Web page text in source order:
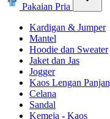
Pakaian Pria
Kardigan & Jumper
Mantel
Hoodie dan Sweater
Jaket dan Jas
Jogger
Kaos Lengan
Celana
Sandal
Kemeja - Kaos